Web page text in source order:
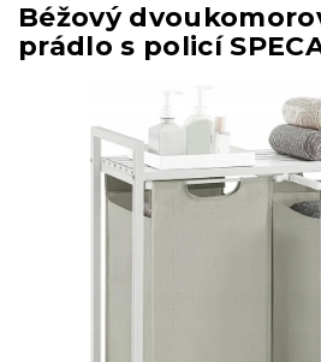
Béžový
prádlo s policí